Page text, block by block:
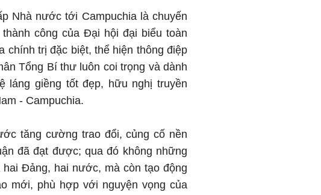
Nhà nước tới Campuchia là chuyến
công của Đại hội đại biểu toàn
chính trị đặc biệt, thể hiện thông điệp
Tổng Bí thư luôn coi trọng và dành
láng giềng tốt đẹp, hữu nghị truyền
- Campuchia.
tăng cường trao đổi, củng cố nền
đã đạt được; qua đó không những
Đảng, hai nước, mà còn tạo động
mới, phù hợp với nguyện vọng của